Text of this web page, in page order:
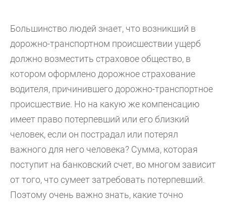
Большинство людей знает, что возникший в
дорожно-транспортном происшествии ущерб
должно возместить страховое общество, в
котором оформлено дорожное страхование
водителя, причинившего дорожно-транспортное
происшествие. Но на какую же компенсацию
имеет право потерпевший или его близкий
человек, если он пострадал или потерял
важного для него человека? Сумма, которая
поступит на банковский счет, во многом зависит
от того, что сумеет затребовать потерпевший.
Поэтому очень важно знать, какие точно